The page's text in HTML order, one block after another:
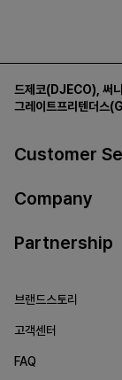
드제코(DJECO) 써
그레이트프리텐더스
Customer
Company
Partnership
브랜드스토리
고객센터
FAQ